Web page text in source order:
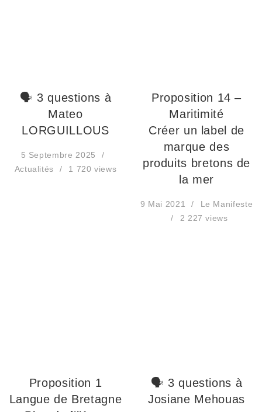
🗣 3 questions à
Mateo
LORGUILLOUS
5 Septembre 2025
Actualités
1 720 views
Proposition 14 –
Maritimité
Créer un label de
marque des
produits bretons de
la mer
9 Mai 2021
Le Manifeste
2 227 views
Proposition 1
Langue de Bretagne
🗣 3 questions à
Josiane Mehouas